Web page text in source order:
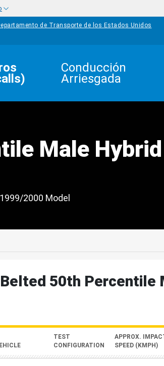
de Transporte de los Estados Unidos
Conducción
Arriesgada
Male
2000 Model
50th Percentile
TEST
CONFIGURATION
APPROX.
SPEED (KMPH)